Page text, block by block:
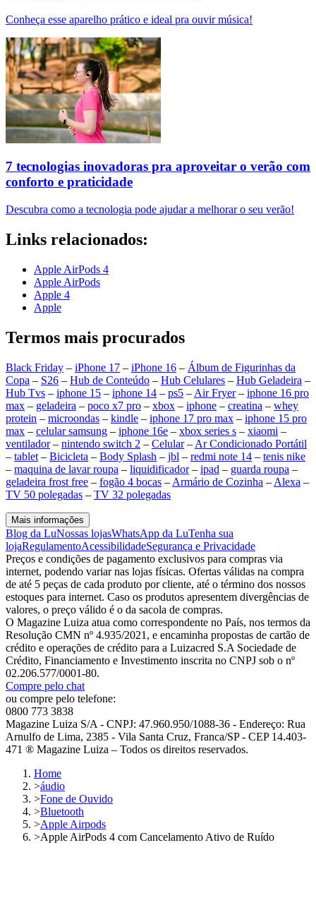
Conheça esse aparelho prático e ideal pra ouvir música!
7 tecnologias inovadoras pra aproveitar o verão com
conforto e praticidade
Descubra como a tecnologia pode ajudar a melhorar o seu verão!
Links relacionados:
Apple AirPods 4
Apple AirPods
Apple 4
Apple
Termos mais procurados
Black Friday – iPhone 17 – iPhone 16 – Álbum de Figurinhas da
Copa – S26 – Hub de Conteúdo – Hub Celulares – Hub Geladeira –
Hub Tvs – iphone 15 – iphone 14 – ps5 – Air Fryer– iphone 16 pro
max – geladeira – poco x7 pro – xbox – iphone – creatina – whey
protein – microondas – kindle – iphone 17 pro max – iphone 15 pro
max – celular samsung – iphone 16e – xbox series s – xiaomi –
ventilador– nintendo switch 2 – Celular– Ar Condicionado Portátil
– tablet – Bicicleta – Body Splash – jbl – redmi note 14 – tenis nike
– maquina de lavar roupa – liquidificador– ipad – guarda roupa –
geladeira frost free – fogão 4 bocas – Armário de Cozinha – Alexa –
TV 50 polegadas – TV 32 polegadas
Mais informações
Blog da LuNossas lojasWhatsApp da LuTenha sua
lojaRegulamentoAcessibilidadeSegurança e Privacidade
Preços e condições de pagamento exclusivos para compras via
internet, podendo variar nas lojas físicas. Ofertas válidas na compra
de até 5 peças de cada produto por cliente, até o término dos nossos
estoques para internet. Caso os produtos apresentem divergências de
valores, o preço válido é o da sacola de compras.
O Magazine Luiza atua como correspondente no País, nos termos da
Resolução CMN nº 4.935/2021, e encaminha propostas de cartão de
crédito e operações de crédito para a Luizacred S.A Sociedade de
Crédito, Financiamento e Investimento inscrita no CNPJ sob o nº
02.206.577/0001-80.
Compre pelo chat
ou compre pelo telefone:
0800 773 3838
Magazine Luiza S/A - CNPJ: 47.960.950/1088-36 - Endereço: Rua
Arnulfo de Lima, 2385 - Vila Santa Cruz, Franca/SP - CEP 14.403-
471 ® Magazine Luiza – Todos os direitos reservados.
Home
>áudio
>Fone de Ouvido
>Bluetooth
>Apple Airpods
>Apple AirPods 4 com Cancelamento Ativo de Ruído